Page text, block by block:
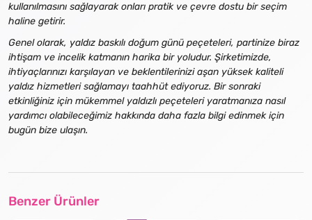
kullanılmasını sağlayarak onları pratik ve çevre dostu bir seçim
haline getirir.
Genel olarak, yaldız baskılı doğum günü peçeteleri, partinize biraz
ihtişam ve incelik katmanın harika bir yoludur. Şirketimizde,
ihtiyaçlarınızı karşılayan ve beklentilerinizi aşan yüksek kaliteli
yaldız hizmetleri sağlamayı taahhüt ediyoruz. Bir sonraki
etkinliğiniz için mükemmel yaldızlı peçeteleri yaratmanıza nasıl
yardımcı olabileceğimiz hakkında daha fazla bilgi edinmek için
bugün bize ulaşın.
Benzer Ürünler